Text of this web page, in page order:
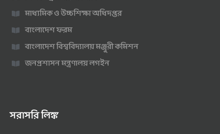
মাধ্যমিক ও উচ্চশিক্ষা অধিদপ্তর
বাংলাদেশ ফরম
বাংলাদেশ বিশ্ববিদ্যালয় মঞ্জুরী কমিশন
জনপ্রশাসন মন্ত্রণালয় লগইন
সরাসরি লিঙ্ক